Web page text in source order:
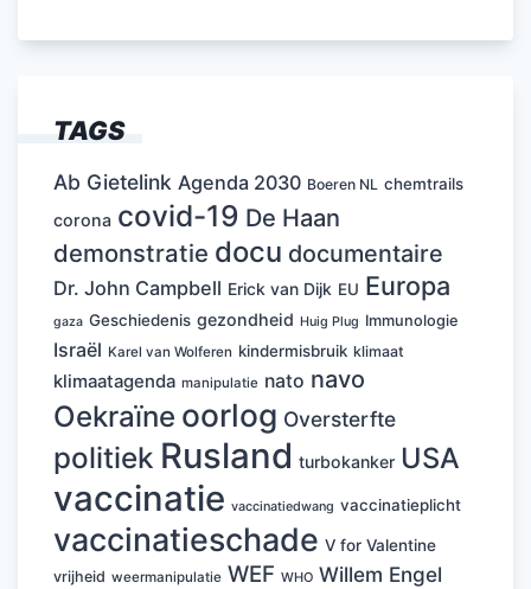
TAGS
Ab Gietelink Agenda 2030 Boeren NL chemtrails
corona covid-19 De Haan
demonstratie docu documentaire
Dr. John Campbell Erick van Dijk EU Europa
gaza Geschiedenis gezondheid Huig Plug Immunologie
Israël Karel van Wolferen kindermisbruik klimaat
klimaatagenda manipulatie nato navo
Oekraïne oorlog Oversterfte
politiek Rusland turbokanker USA
vaccinatie vaccinatiedwang vaccinatieplicht
vaccinatieschade V for Valentine
vrijheid weermanipulatie WEF WHO Willem Engel